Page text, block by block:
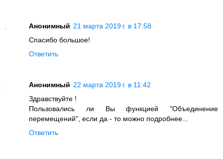
Анонимный 21 марта 2019 г. в 17:58
Спасибо большое!
Ответить
Анонимный 22 марта 2019 г. в 11:42
Здравствуйте !
Пользовались ли Вы функцией "Объединение
перемещений", если да - то можно подробнее...
Ответить